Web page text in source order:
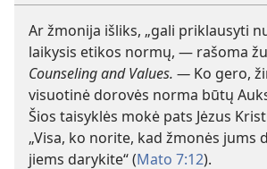
Ar žmonija išliks, „gali priklausyti
laikysis etikos normų, — rašoma
Counseling and Values. — Ko gero,
visuotinė dorovės norma būtų
Šios taisyklės mokė pats Jėzus
„Visa, ko norite, kad žmonės jums
jiems darykite“ (Mato 7:12).